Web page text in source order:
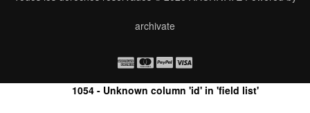
archivate
1054 - Unknown column 'id' in 'field list'